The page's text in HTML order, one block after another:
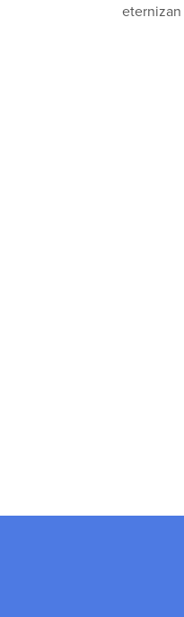
eternizan